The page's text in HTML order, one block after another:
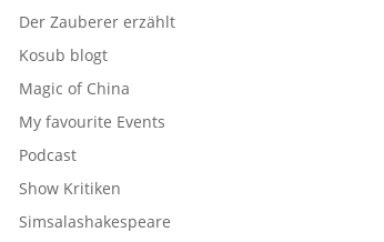
Der Zauberer erzählt
Kosub blogt
Magic of China
My favourite Events
Podcast
Show Kritiken
Simsalashakespeare